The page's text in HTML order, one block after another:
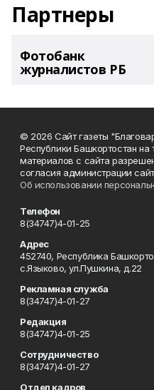
Партнеры
Фотобанк
журналистов РБ
© 2026 Сайт газеты "Благовар
Республики Башкортостан на
материалов с сайта
согласия администрации
Об использовании
Телефон
8(34747)4-01-25
Адрес
452740, Республика
с.Языково, ул.Пушкина, д.22
Рекламная служба
8(34747)4-01-27
Редакция
8(34747)4-01-25
Сотрудничество
8(34747)4-01-27
Отдел кадров